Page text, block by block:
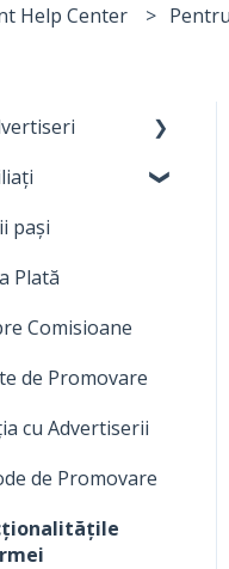
Help Center
plăți și
programul
pași
Plată
Comisioane
de Promovare
cu Advertiserii
de Promovare